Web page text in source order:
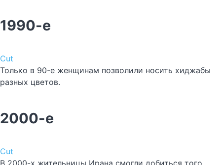
1990-е
Cut
Только в 90-е женщинам позволили носить хиджабы
разных цветов.
2000-е
Cut